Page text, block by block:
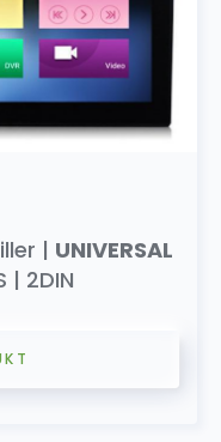
| UNIVERSAL
| 2DIN